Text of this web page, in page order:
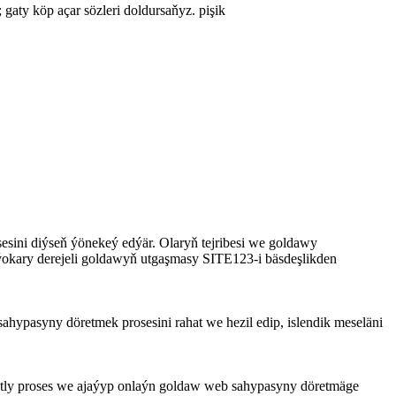
köp açar sözleri doldursaňyz. pişik
diýseň ýönekeý edýär. Olaryň tejribesi we goldawy
derejeli goldawyň utgaşmasy SITE123-i bäsdeşlikden
döretmek prosesini rahat we hezil edip, islendik meseläni
proses we ajaýyp onlaýn goldaw web sahypasyny döretmäge